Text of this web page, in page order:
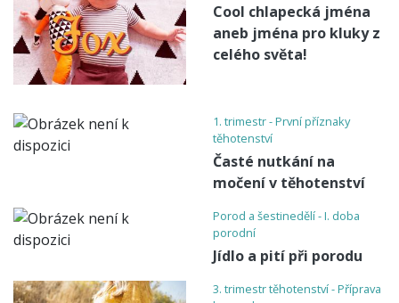
Cool chlapecká jména
aneb jména pro kluky z
celého světa!
1. trimestr - První příznaky
těhotenství
Časté nutkání na
močení v těhotenství
Porod a šestinedělí - I. doba
porodní
Jídlo a pití při porodu
3. trimestr těhotenství - Příprava